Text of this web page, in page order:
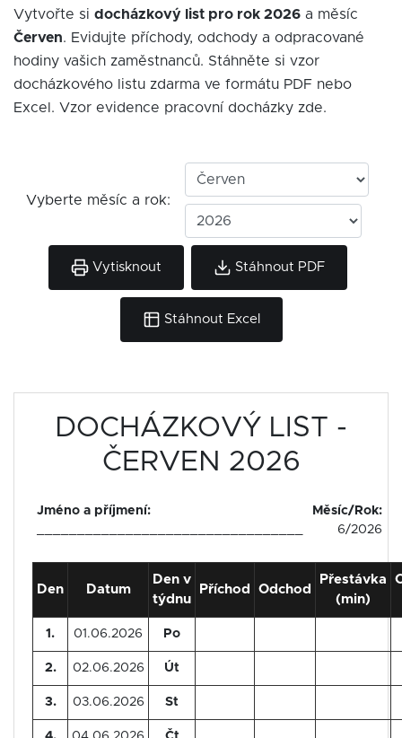
Vytvořte si docházkový list pro rok 2026 a měsíc
Červen. Evidujte příchody, odchody a odpracované
hodiny vašich zaměstnanců. Stáhněte si vzor
docházkového listu zdarma ve formátu PDF nebo
Excel. Vzor evidence pracovní docházky zde.
Vyberte měsíc a rok:
Vytisknout Stáhnout PDF
Stáhnout Excel
DOCHÁZKOVÝ LIST -
ČERVEN 2026
Jméno a příjmení:
Měsíc/Rok:
6/2026
Den Datum
Den v
týdnu
Příchod Odchod
Přestávka
(min)
1. 01.06.2026 Po
2. 02.06.2026 Út
3. 03.06.2026 St